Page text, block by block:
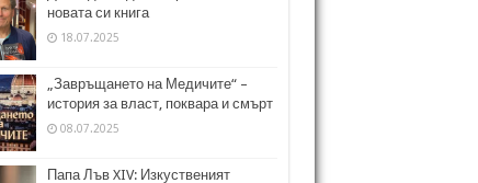
новата си книга
18.07.2025
„Завръщането на Медичите“ –
история за власт, поквара и смърт
08.07.2025
Папа Лъв XIV: Изкуственият